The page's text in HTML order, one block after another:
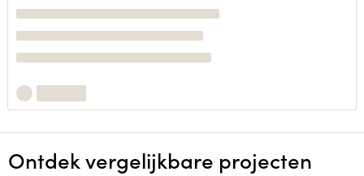
Ontdek vergelijkbare projecten